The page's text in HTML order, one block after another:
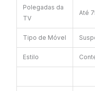
Polegadas da
TV
Até
Tipo de Móvel
Estilo